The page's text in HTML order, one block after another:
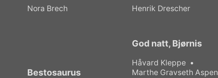
Nora Brech Henrik Drescher
Bestosaurus
God natt, Bjørnis
Håvard Kleppe
Marthe Gravseth Aspen